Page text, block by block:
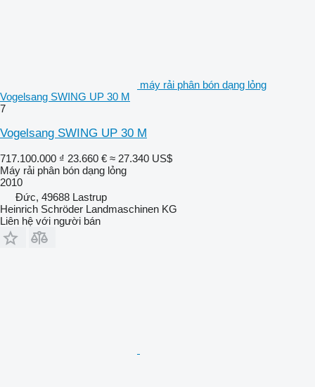
máy rải phân bón dạng lỏng
Vogelsang SWING UP 30 M
7
Vogelsang SWING UP 30 M
717.100.000 ₫ 23.660 € ≈ 27.340 US$
Máy rải phân bón dạng lỏng
2010
Đức, 49688 Lastrup
Heinrich Schröder Landmaschinen KG
Liên hệ với người bán